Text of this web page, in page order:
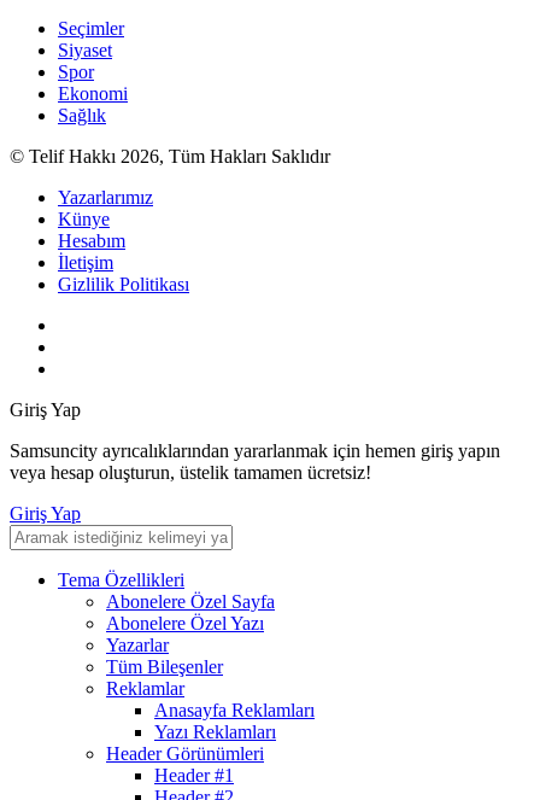
Seçimler
Siyaset
Spor
Ekonomi
Sağlık
© Telif Hakkı 2026, Tüm Hakları Saklıdır
Yazarlarımız
Künye
Hesabım
İletişim
Gizlilik Politikası
Giriş Yap
Samsuncity ayrıcalıklarından yararlanmak için hemen giriş yapın
veya hesap oluşturun, üstelik tamamen ücretsiz!
Giriş Yap
Tema Özellikleri
Abonelere Özel Sayfa
Abonelere Özel Yazı
Yazarlar
Tüm Bileşenler
Reklamlar
Anasayfa Reklamları
Yazı Reklamları
Header Görünümleri
Header #1